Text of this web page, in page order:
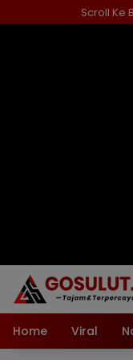
ke
Scroll Ke
Home Viral